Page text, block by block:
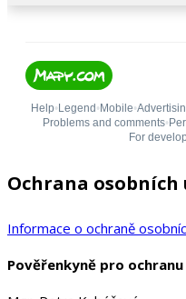
Ochrana osobních
Informace o ochraně
Pověřenkyně pro